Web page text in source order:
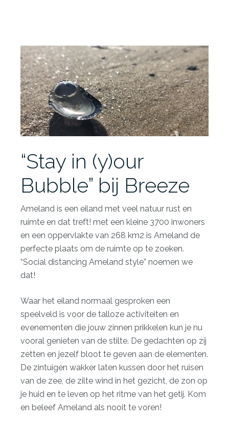
“Stay in (y)our
Bubble” bij Breeze
Ameland is een eiland met veel natuur rust en
ruimte en dat treft! met een kleine 3700 inwoners
en een oppervlakte van 268 km2 is Ameland de
perfecte plaats om de ruimte op te zoeken.
“Social distancing Ameland style” noemen we
dat!
Waar het eiland normaal gesproken een
speelveld is voor de talloze activiteiten en
evenementen die jouw zinnen prikkelen kun je nu
vooral genieten van de stilte. De gedachten op zij
zetten en jezelf bloot te geven aan de elementen.
De zintuigen wakker laten kussen door het ruisen
van de zee, de zilte wind in het gezicht, de zon op
je huid en te leven op het ritme van het getij. Kom
en beleef Ameland als nooit te voren!